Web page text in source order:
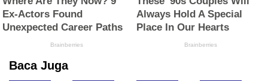
Baca Juga